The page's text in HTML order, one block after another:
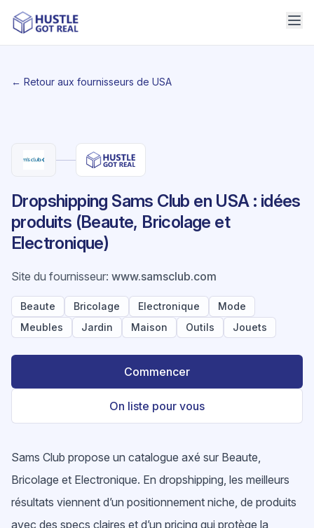
← Retour aux fournisseurs de USA
Dropshipping Sams Club en USA : idées
produits (Beaute, Bricolage et
Electronique)
Site du fournisseur: www.samsclub.com
Beaute Bricolage Electronique
Mode
Meubles
Jardin Maison Outils Jouets
Commencer
On liste pour vous
Sams Club propose un catalogue axé sur Beaute,
Bricolage et Electronique. En dropshipping, les meilleurs
résultats viennent d’un positionnement niche, de produits
avec des specs claires et d’un pricing qui protège la